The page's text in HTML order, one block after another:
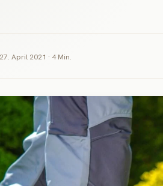
27. April 2021 · 4 Min.